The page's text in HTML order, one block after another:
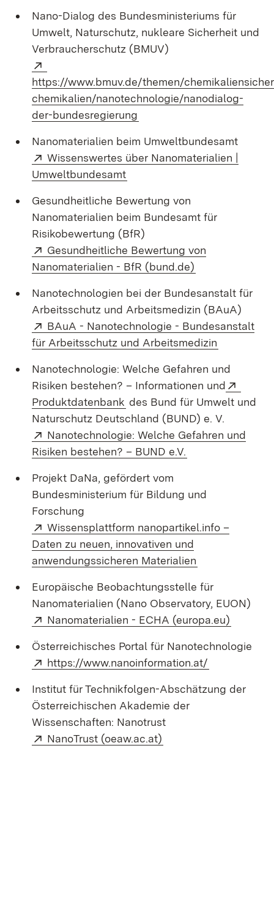
Nano-Dialog des Bundesministeriums für
Umwelt, Naturschutz, nukleare Sicherheit und
Verbraucherschutz (BMUV)
https://www.bmuv.de/themen/
chemikalien/nanotechnologie/nanodialog-
der-bundesregierung
Nanomaterialien beim Umweltbundesamt
Extern:
Wissenswertes über Nanomaterialien |
Umweltbundesamt
Gesundheitliche Bewertung von
Nanomaterialien beim Bundesamt für
Risikobewertung (BfR)
Extern:
Gesundheitliche Bewertung von
Nanomaterialien - BfR (bund.de)
Nanotechnologien bei der Bundesanstalt für
Arbeitsschutz und Arbeitsmedizin (BAuA)
Extern:
BAuA - Nanotechnologie - Bundesanstalt
für Arbeitsschutz und Arbeitsmedizin
Nanotechnologie: Welche Gefahren und
Risiken bestehen? – Informationen und
Produktdatenbank (Öffnet in neuem Fenster)
des Bund für Umwelt und
Naturschutz Deutschland (BUND) e. V.
Extern:
Nanotechnologie: Welche Gefahren und
Risiken bestehen? – BUND e.V.
Projekt DaNa, gefördert vom
Bundesministerium für Bildung und
Forschung
Extern:
Wissensplattform nanopartikel.info –
Daten zu neuen, innovativen und
anwendungssicheren Materialien
Europäische Beobachtungsstelle für
Nanomaterialien (Nano Observatory, EUON)
Extern:
Nanomaterialien - ECHA (europa.eu)
Österreichisches Portal für Nanotechnologie
Extern:
https://www.nanoinformation.at/
Institut für Technikfolgen-Abschätzung der
Österreichischen Akademie der
Wissenschaften: Nanotrust
Extern:
NanoTrust (oeaw.ac.at)